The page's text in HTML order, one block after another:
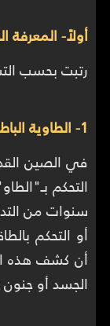
أولاً- المعرفة
رتبت بحسب
1- الطاوية الباطنية
في الصين
التحكم
سنوات من
أو التحكم
أن كشف هذه
الجسد أو